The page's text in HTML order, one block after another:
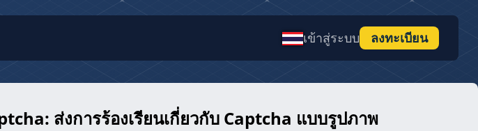
เข้าสู่ระบบ ลงทะเบียน
ส่งการร้องเรียนเกี่ยวกับ Captcha แบบรูปภาพ